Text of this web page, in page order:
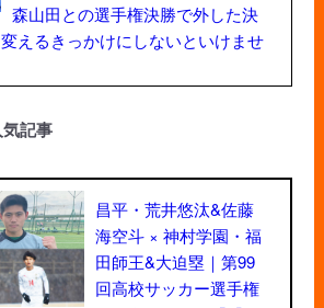
森山田との選手権決勝で外した決
えるきっかけにしないといけませ
気記事
昌平・荒井悠汰&佐藤
海空斗 × 神村学園・福
田師王&大迫塁｜第99
回高校サッカー選手権